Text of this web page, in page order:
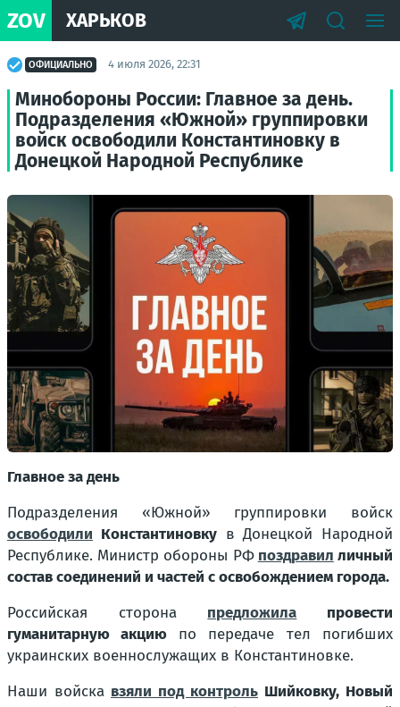
ZOV ХАРЬКОВ
ОФИЦИАЛЬНО 4 июля 2026, 22:31
Минобороны России: Главное за день.
Подразделения «Южной» группировки
войск освободили Константиновку в
Донецкой Народной Республике
Главное за день
Подразделения «Южной» группировки войск
освободили Константиновкув Донецкой Народной
Республике. Министр обороны РФ поздравил личный
состав соединений и частей с освобождением города.
Российская сторона предложила провести
гуманитарную акцию по передаче тел погибших
украинских военнослужащих в Константиновке.
Наши войска взяли под контроль Шийковку, Новый